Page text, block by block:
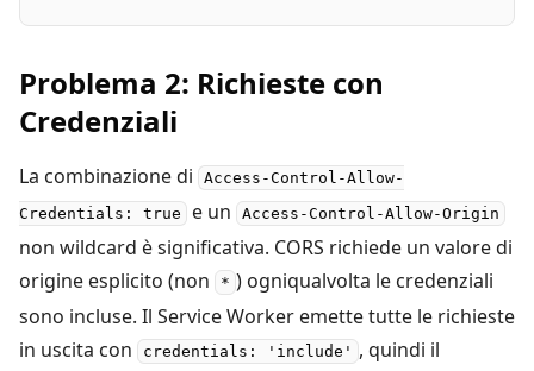
Problema 2: Richieste con
Credenziali
La combinazione di
Access-Control-Allow-
Credentials: true
e un Access-Control-Allow-Origin
non wildcard è significativa. CORS richiede un valore di
origine esplicito (non
* ) ogniqualvolta le credenziali
sono incluse. Il Service Worker emette tutte le richieste
in uscita con
credentials: 'include' , quindi il